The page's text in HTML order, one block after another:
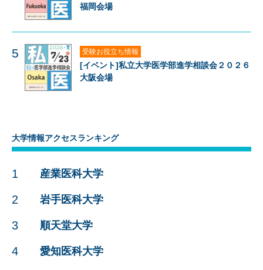
福岡会場
5 受験お役立ち情報
[イベント]私立大学医学部進学相談会２０２６
大阪会場
大学情報アクセスランキング
1 産業医科大学
2 岩手医科大学
3 順天堂大学
4 愛知医科大学